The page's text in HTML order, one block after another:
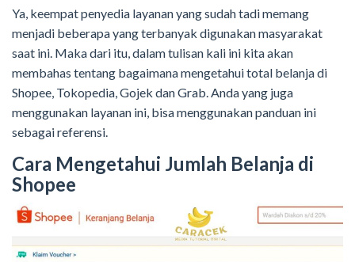
Ya, keempat penyedia layanan yang sudah tadi memang
menjadi beberapa yang terbanyak digunakan masyarakat
saat ini. Maka dari itu, dalam tulisan kali ini kita akan
membahas tentang bagaimana mengetahui total belanja di
Shopee, Tokopedia, Gojek dan Grab. Anda yang juga
menggunakan layanan ini, bisa menggunakan panduan ini
sebagai referensi.
Cara Mengetahui Jumlah Belanja di
Shopee